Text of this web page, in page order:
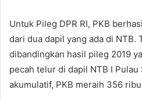
Untuk Pileg DPR RI, PKB
dari dua dapil yang ada di
dibandingkan hasil pileg 2019
pecah telur di dapil NTB I Pulau
akumulatif, PKB meraih 356